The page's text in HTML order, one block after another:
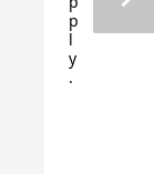
p
l
y
.